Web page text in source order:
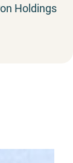
Holdings